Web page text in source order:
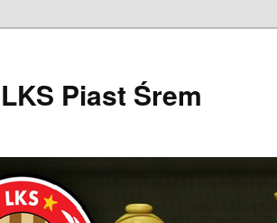
LKS Piast Śrem